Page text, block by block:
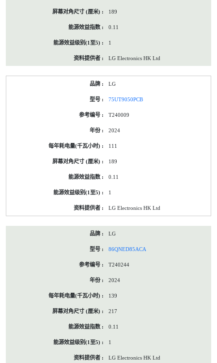
189
0.11
1
LG Electronics HK Ltd
LG
75UT9050PCB
T240009
2024
111
189
0.11
1
LG Electronics HK Ltd
LG
86QNED85ACA
T240244
2024
139
217
0.11
1
LG Electronics HK Ltd